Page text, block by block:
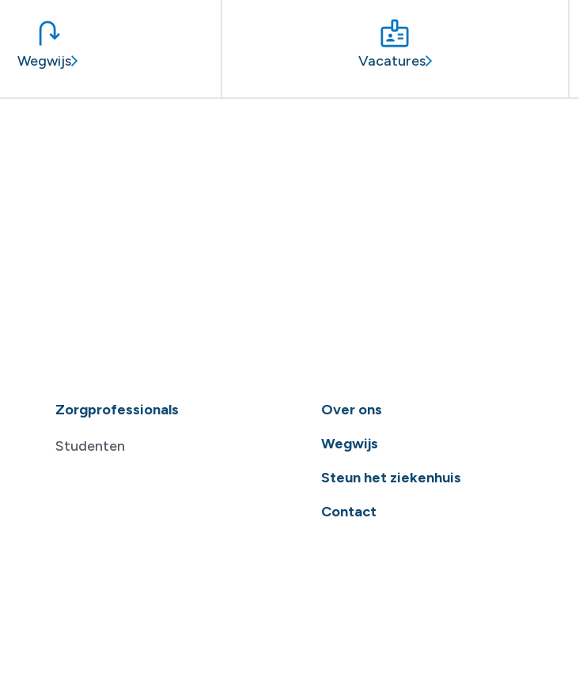
Wegwijs Vacatures
Zorgprofessionals
Studenten
Over ons
Wegwijs
Steun het ziekenhuis
Contact